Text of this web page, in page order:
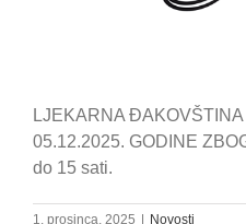
LJEKARNA
05.12.2025. GODINE
do 15 sati.
1. prosinca, 2025 Novosti